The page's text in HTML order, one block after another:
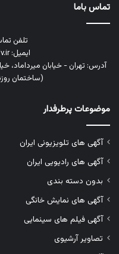
تماس باما
تلفن تماس :
ایمیل: info@mediaarshiv.ir
(ساختمان
موضوعات پرطرفدار
آگهی های تلویزیونی ایران
آگهی های رادیویی ایران
بدون دسته بندی
آگهی های نمایش خانگی
آگهی فیلم های سینمایی
تصاویر آرشیوی